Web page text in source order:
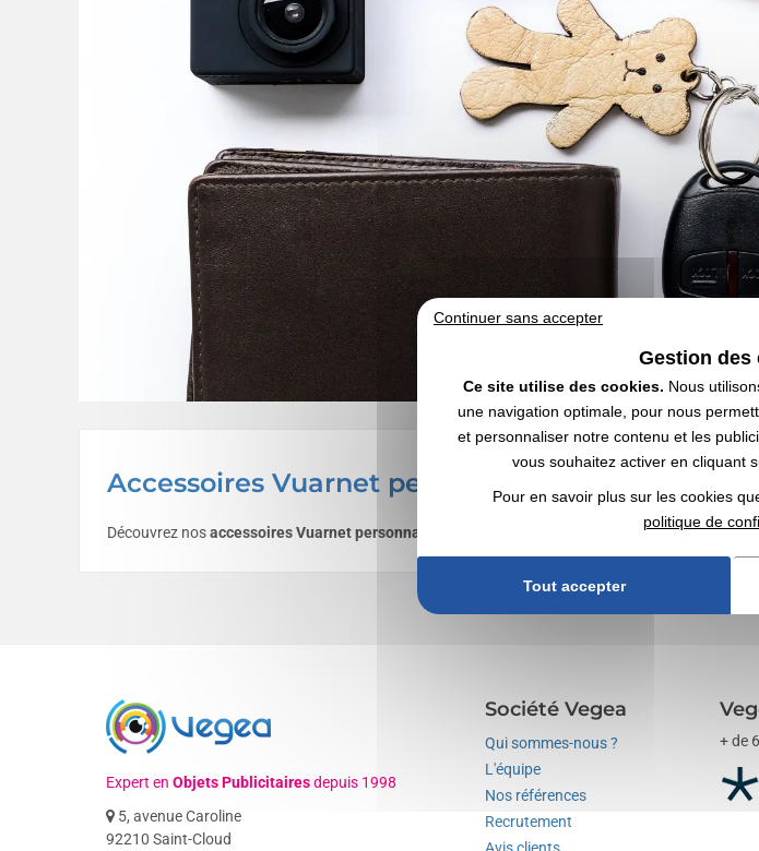
Accessoires Vuarnet personnalisés avec votre
Découvrez nosaccessoires Vuarnetpersonnalisables avec votre logo ✔️ 94% de clients
Expert en Objets Publicitairesdepuis 1998
5, avenue Caroline
92210 Saint-Cloud
Société Vegea
Qui sommes-nous ?
L'équipe
Nos références
Recrutement
+ de
Continuer sans accepter
Gestion des
Ce site utilise des cookies. Nous
une navigation optimale, pour nous
et personnaliser notre contenu et les
vous souhaitez activer en cliquant
Pour en savoir plus sur les cookies
politique de
Tout accepter